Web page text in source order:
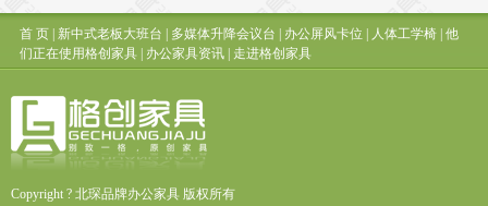
首 页| 新中式老板大班台 | 多媒体升降会议台 | 办公屏风卡位 | 人体工学椅| 他
们正在使用格创家具| 办公家具资讯| 走进格创家具
Copyright ? 北琛品牌办公家具 版权所有